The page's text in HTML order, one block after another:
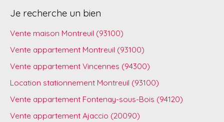
Je recherche un bien
Vente maison Montreuil (93100)
Vente appartement Montreuil (93100)
Vente appartement Vincennes (94300)
Location stationnement Montreuil (93100)
Vente appartement Fontenay-sous-Bois (94120)
Vente appartement Ajaccio (20090)